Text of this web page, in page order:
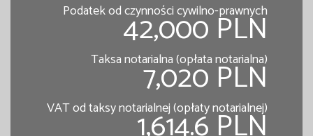
Podatek od czynności cywilno-prawnych
42,000 PLN
Taksa notarialna (opłata notarialna)
7,020 PLN
VAT od taksy notarialnej (opłaty notarialnej)